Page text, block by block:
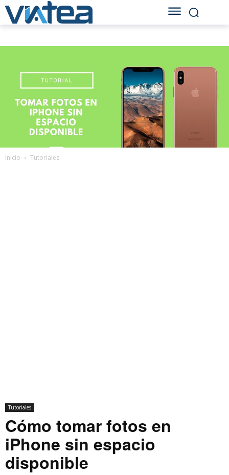
Inicio Tutoriales
Tutoriales
Cómo tomar fotos en
iPhone sin espacio
disponible